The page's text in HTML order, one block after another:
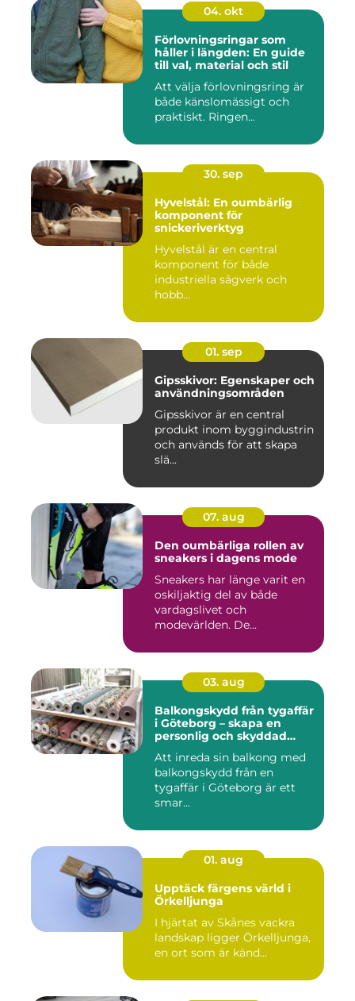
04. okt
Förlovningsringar som
håller i längden: En guide
till val, material och stil
Att välja förlovningsring är
både känslomässigt och
praktiskt. Ringen...
30. sep
Hyvelstål: En oumbärlig
komponent för
snickeriverktyg
Hyvelstål är en central
komponent för både
industriella sågverk och
hobb...
01. sep
Gipsskivor: Egenskaper och
användningsområden
Gipsskivor är en central
produkt inom byggindustrin
och används för att skapa
slä...
07. aug
Den oumbärliga rollen av
sneakers i dagens mode
Sneakers har länge varit en
oskiljaktig del av både
vardagslivet och
modevärlden. De...
03. aug
Balkongskydd från tygaffär
i Göteborg – skapa en
personlig och skyddad
Att inreda sin balkong med
balkongskydd från en
tygaffär i Göteborg är ett
smar...
01. aug
Upptäck färgens värld i
Örkelljunga
I hjärtat av Skånes vackra
landskap ligger Örkelljunga,
en ort som är känd...